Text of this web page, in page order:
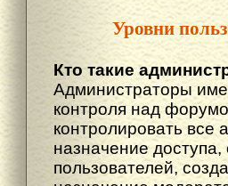
Уровни
Кто такие
Администраторы
контроля над
контролировать все
назначение
пользователей,